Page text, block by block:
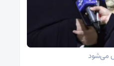
می‌شود